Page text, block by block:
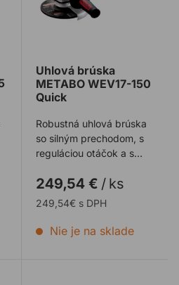
Uhlová brúska
METABO WEV17-150
Quick
Robustná uhlová brúska
so silným prechodom, s
reguláciou otáčok a s
výkonu jej t ...
249,54 € / ks
249,54€ s DPH
Nie je na sklade